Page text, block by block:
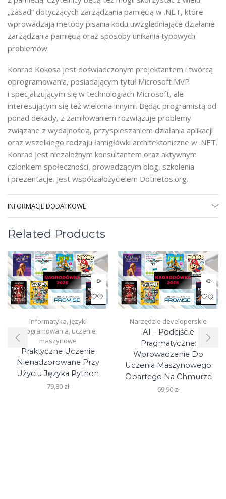
„zasad” dotyczących zarządzania pamięcią w .NET, które
wprowadzają metody pisania kodu uwzględniające działanie
zarządzania pamięcią oraz sposoby unikania typowych
problemów.
Konrad Kokosa jest doświadczonym projektantem i twórcą
oprogramowania, posiadającym tytuł Microsoft MVP
i specjalizującym się w technologiach Microsoft, ale
interesującym się też wieloma innymi. Będąc programistą od
ponad dekady, z zamiłowaniem rozwiązuje problemy
związane z wydajnością, przyspieszaniem działania aplikacji
oraz wszelkiego rodzaju łamigłówki architektoniczne w .NET.
Konrad jest niezależnym konsultantem oraz aktywnym
członkiem społeczności, prowadzącym blog, szkolenia
i prezentacje. Jest współzałożycielem Dotnetos.org.
INFORMACJE DODATKOWE
Related Products
Informatyka, Języki
programowania, uczenie
maszynowe
Praktyczne Uczenie
Nienadzorowane Przy
Użyciu Języka Python
79,80 zł
Narzędzie developerskie
AI – Podejście
Pragmatyczne:
Wprowadzenie Do
Uczenia Maszynowego
Opartego Na Chmurze
69,90 zł